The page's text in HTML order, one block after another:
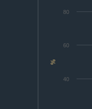
%
40
60
80